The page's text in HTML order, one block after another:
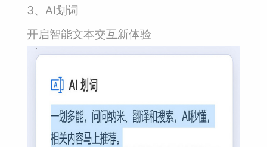
3、AI划词
开启智能文本交互新体验